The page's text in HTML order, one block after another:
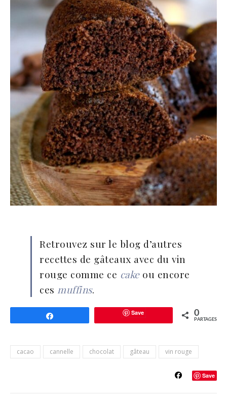
Retrouvez sur le blog d’autres
recettes de gâteaux avec du vin
rouge comme ce cakeou encore
ces muffins.
Save 0
PARTAGES
cacao cannelle chocolat gâteau vin rouge
Save